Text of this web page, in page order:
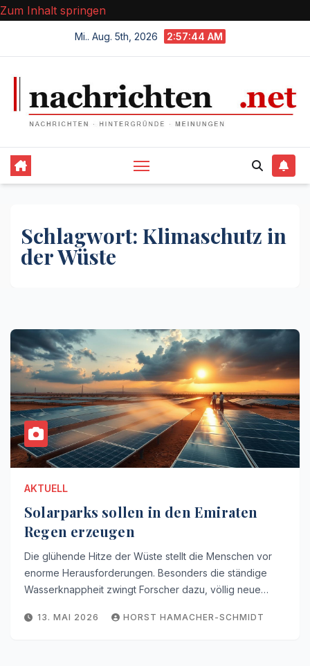
Zum Inhalt springen
Mi.. Aug. 5th, 2026 2:57:44 AM
Schlagwort: Klimaschutz in
der Wüste
AKTUELL
Solarparks sollen in den Emiraten
Regen erzeugen
Die glühende Hitze der Wüste stellt die Menschen vor
enorme Herausforderungen. Besonders die ständige
Wasserknappheit zwingt Forscher dazu, völlig neue…
13. MAI 2026 HORST HAMACHER-SCHMIDT